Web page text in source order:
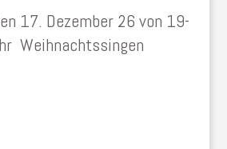
17. Dezember 26 von 19-
Weihnachtssingen